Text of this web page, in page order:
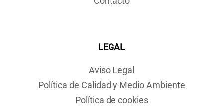
LEGAL
Aviso Legal
Política de Calidad y Medio Ambiente
Política de cookies